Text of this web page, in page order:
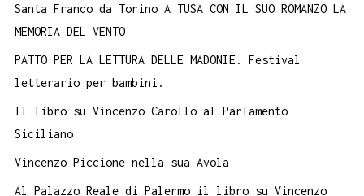
Santa Franco da Torino A TUSA CON IL SUO ROMANZO LA
MEMORIA DEL VENTO
PATTO PER LA LETTURA DELLE MADONIE. Festival
letterario per bambini.
Il libro su Vincenzo Carollo al Parlamento
Siciliano
Vincenzo Piccione nella sua Avola
Al Palazzo Reale di Palermo il libro su Vincenzo